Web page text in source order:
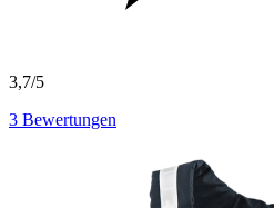
3,7/5
3 Bewertungen